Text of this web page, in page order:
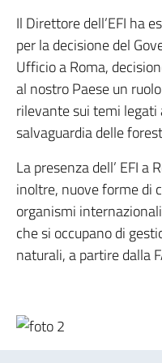
Il Direttore dell’EFI ha
per la decisione del
Ufficio a Roma,
al nostro Paese un
rilevante sui temi
salvaguardia delle
La presenza dell’ EFI a
inoltre, nuove forme di
organismi
che si occupano di
naturali, a partire dalla